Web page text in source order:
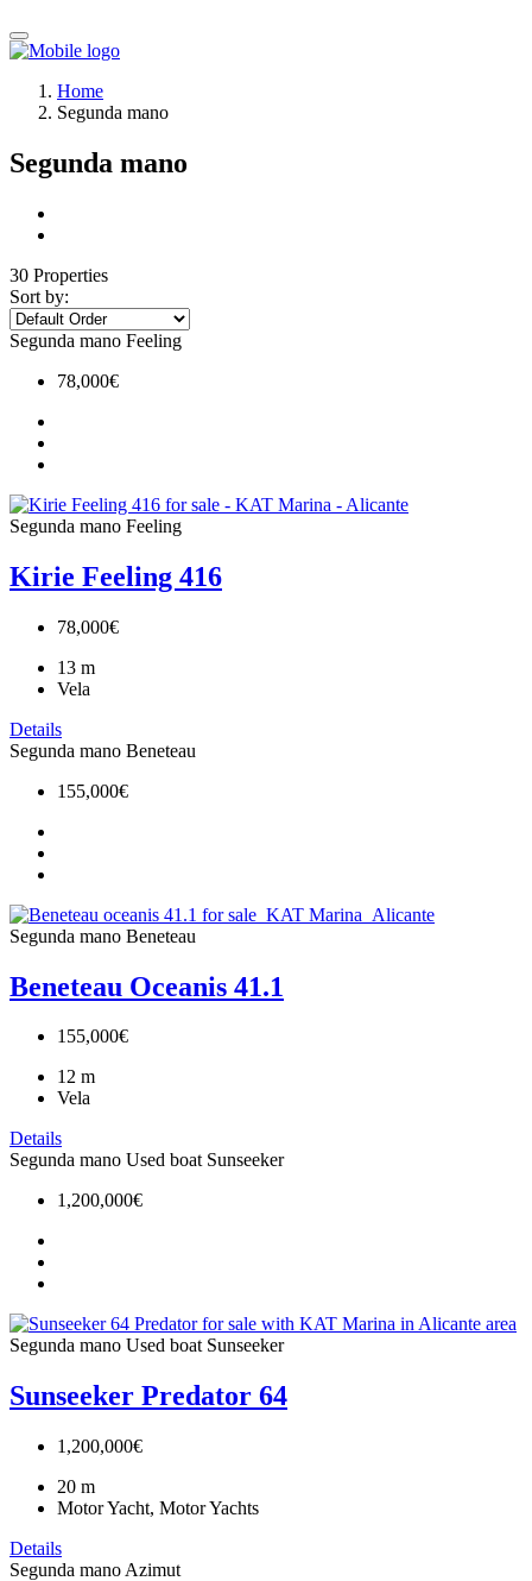
Home
Segunda mano
Segunda mano
30 Properties
Sort by:
Segunda mano Feeling
78,000€
Segunda mano Feeling
Kirie Feeling 416
78,000€
13 m
Vela
Details
Segunda mano Beneteau
155,000€
Segunda mano Beneteau
Beneteau Oceanis 41.1
155,000€
12 m
Vela
Details
Segunda mano Used boat Sunseeker
1,200,000€
Segunda mano Used boat Sunseeker
Sunseeker Predator 64
1,200,000€
20 m
Motor Yacht, Motor Yachts
Details
Segunda mano Azimut